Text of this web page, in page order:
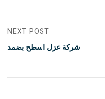
NEXT POST
شركة عزل اسطح بضمد